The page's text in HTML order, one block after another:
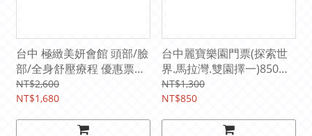
台中 極緻美妍會館 頭部/臉
部/全身舒壓療程 優惠票
1680元｜Spa按摩券｜需電
話預約
NT$2,600
NT$1,680
台中麗寶樂園門票(探索世
界.馬拉灣.雙園擇一)850元
(平假日均可使用)::(電子票)
即買即用
NT$1,300
NT$850